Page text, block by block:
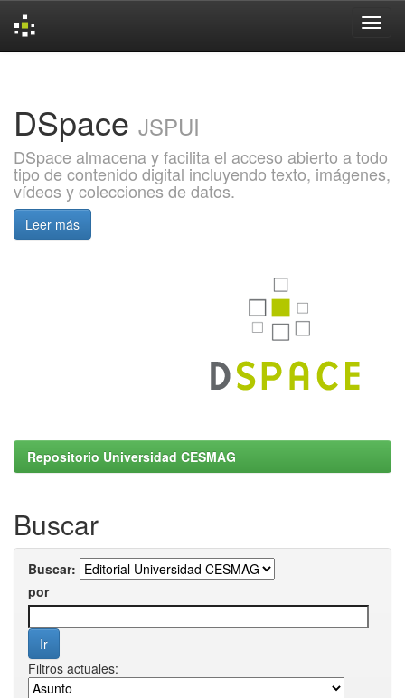
DSpace JSPUI
DSpace almacena y facilita el acceso abierto a todo
tipo de contenido digital incluyendo texto, imágenes,
vídeos y colecciones de datos.
Leer más
Repositorio Universidad CESMAG
Buscar
Buscar:
por
Filtros actuales: